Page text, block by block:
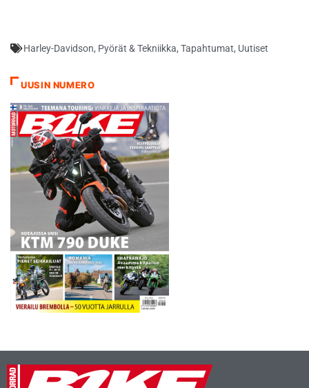
Harley-Davidson, Pyörät & Tekniikka, Tapahtumat, Uutiset
UUSIN NUMERO